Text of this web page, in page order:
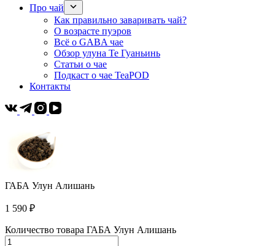
Про чай
Как правильно заваривать чай?
О возрасте пуэров
Всё о GABA чае
Обзор улуна Те Гуаньинь
Статьи о чае
Подкаст о чае TeaPOD
Контакты
ГАБА Улун Алишань
1 590 ₽
Количество товара ГАБА Улун Алишань